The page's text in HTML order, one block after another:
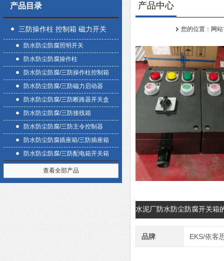
产品目录
三防操作柱 控制箱 磁力开关
盒防水防尘防腐照明开关
防水防尘防腐操作柱
防水防尘防腐/三防操作柱控制箱
防水防尘防腐/三防磁力启动器
防水防尘防腐/三防断路器开关盒
防水防尘防腐/三防接线箱
防水防尘防腐/三防主令控制器
防水防尘防腐插座箱/三防插座箱
防水防尘防腐/三防配电箱开关箱
查看全部产品
产品中心
您的位置： 网
水泥厂防水防尘防腐开关箱
品牌 EKS/依客